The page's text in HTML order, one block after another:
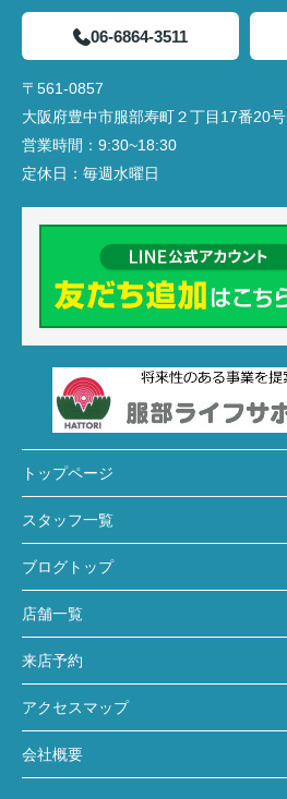
06-6864-3511
〒561-0857
大阪府豊中市服部寿町２丁目17番20号
営業時間： 9:30~18:30
定休日： 毎週水曜日
トップページ
スタッフ一覧
ブログトップ
店舗一覧
来店予約
アクセスマップ
会社概要